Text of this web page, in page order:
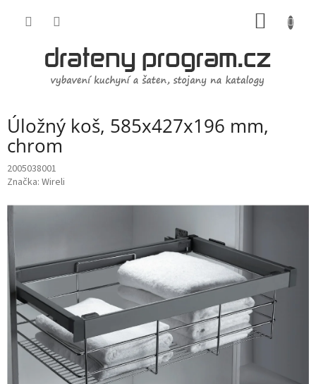
Úložný koš, 585x427x196 mm,
chrom
2005038001
Značka: Wireli